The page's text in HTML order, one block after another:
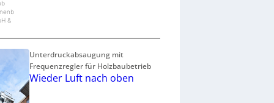
&
Unterdruckabsaugung mit
Frequenzregler für Holzbaubetrieb
Wieder Luft nach oben